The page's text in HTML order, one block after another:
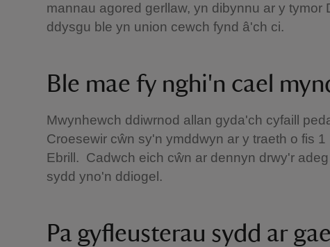
mannau agored gerllaw, yn dibynnu ar y tymor
ddysgu ble yn union cewch fynd â'ch ci.
Ble mae fy nghi'n cael
Mwynhewch ddiwrnod allan gyda'ch cyfaill
Croesewir cŵn sy'n ymddwyn ar y traeth o fis 1
Ebrill. Cadwch eich cŵn ar dennyn drwy'r
sydd yno'n ddiogel.
Pa gyfleusterau sydd ar